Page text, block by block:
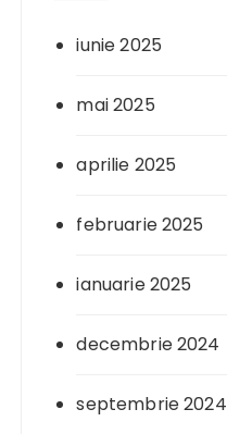
iunie 2025
mai 2025
aprilie 2025
februarie 2025
ianuarie 2025
decembrie 2024
septembrie 2024